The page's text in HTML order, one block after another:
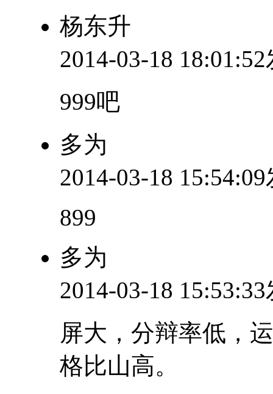
杨东升
2014-03-18
999吧
多为
2014-03-18
899
多为
2014-03-18
屏大，分辩率低，
格比山高。